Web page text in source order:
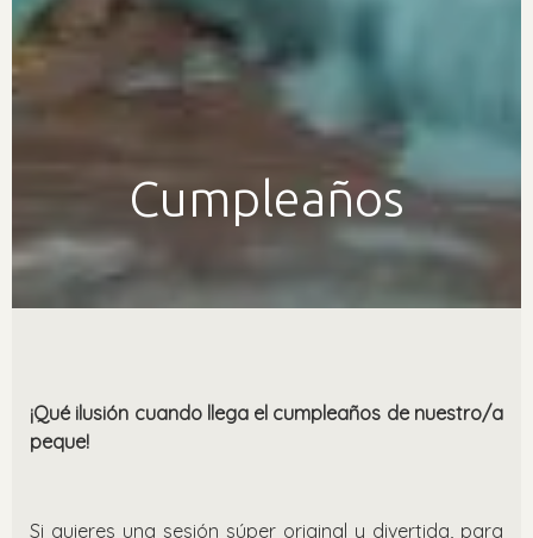
Cumpleaños
¡Qué ilusión cuando llega el cumpleaños de nuestro/a
peque!
Si quieres una sesión súper original y divertida , para